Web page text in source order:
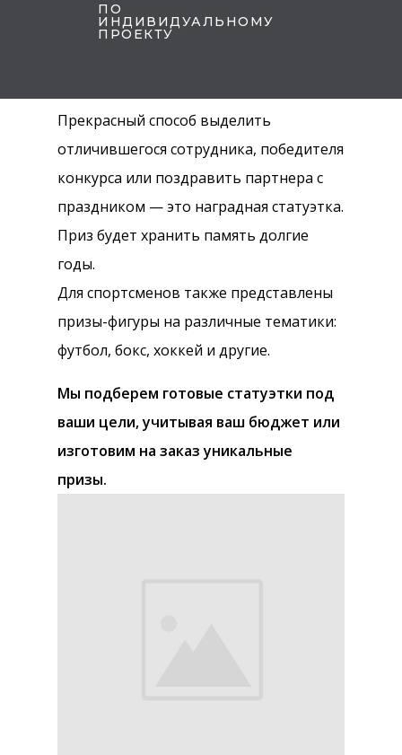
ПО
ИНДИВИДУАЛЬНОМУ
ПРОЕКТУ
Прекрасный способ выделить
отличившегося сотрудника, победителя
конкурса или поздравить партнера с
праздником — это наградная статуэтка.
Приз будет хранить память долгие
годы.
Для спортсменов также представлены
призы-фигуры на различные тематики:
футбол, бокс, хоккей и другие.
Мы подберем готовые статуэтки под
ваши цели, учитывая ваш бюджет или
изготовим на заказ уникальные
призы.